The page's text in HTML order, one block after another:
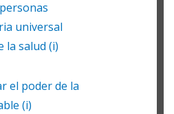
universal
la salud (i)
el poder de la
(i)